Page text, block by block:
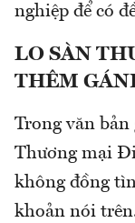
nghiệp để có
LO SÀN
THÊM
Trong văn bản
Thương mại
không đồng
khoản nói